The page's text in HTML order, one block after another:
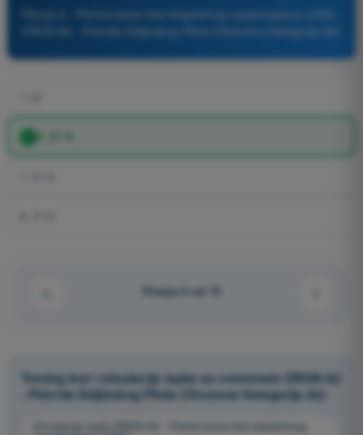
1, 2 i 4
Pitanje 6 od 72
Trening test i simulacije ispita sa vremenom DRON A2
- Potvrda Daljinskog Pilota (Otvorena Kategorija A2)
Simulacija ispita DRON A2 - Performanse leta bespilotnog